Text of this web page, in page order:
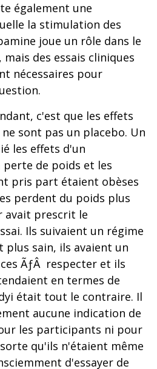
également une
la stimulation des
joue un rôle dans le
des essais cliniques
nécessaires pour
c'est que les effets
sont pas un placebo. Un
les effets d'un
de poids et les
pris part étaient obèses
perdent du poids plus
avait prescrit le
Ils suivaient un régime
sain, ils avaient un
ÃƒÂ respecter et ils
en termes de
était tout le contraire. Il
aucune indication de
les participants ni pour
qu'ils n'étaient même
d'essayer de